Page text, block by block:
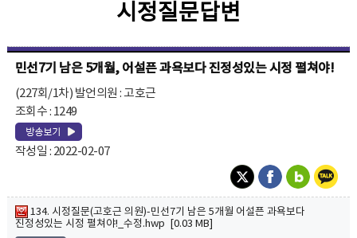
시정질문답변
민선7기 남은 5개월, 어설픈 과욕보다 진정성있는 시정 펼쳐야!
(227회/1차) 발언의원 : 고호근
조회수 : 1249
작성일 : 2022-02-07
134. 시정질문(고호근 의원)-민선7기 남은 5개월 어설픈 과욕보다
진정성있는 시정 펼쳐야!_수정.hwp [0.03 MB]